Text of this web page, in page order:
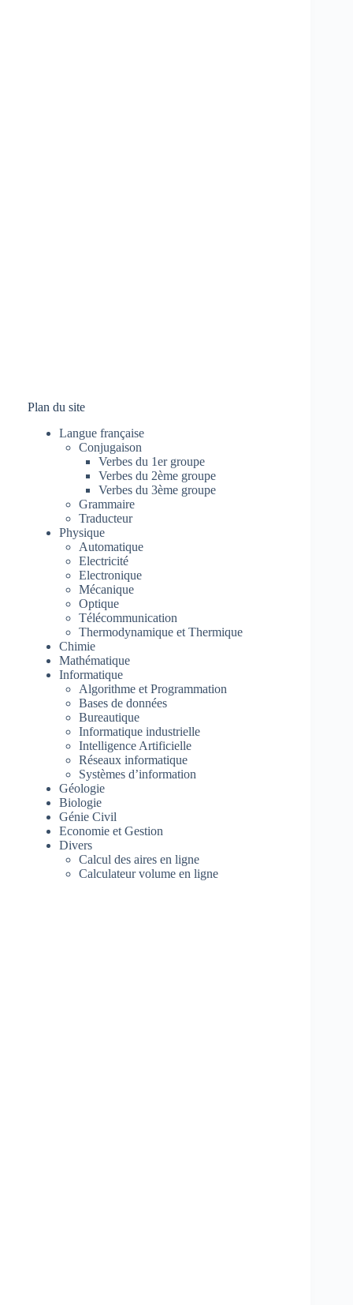
Plan du site
Langue française
Conjugaison
Verbes du 1er groupe
Verbes du 2ème groupe
Verbes du 3ème groupe
Grammaire
Traducteur
Physique
Automatique
Electricité
Electronique
Mécanique
Optique
Télécommunication
Thermodynamique et Thermique
Chimie
Mathématique
Informatique
Algorithme et Programmation
Bases de données
Bureautique
Informatique industrielle
Intelligence Artificielle
Réseaux informatique
Systèmes d’information
Géologie
Biologie
Génie Civil
Economie et Gestion
Divers
Calcul des aires en ligne
Calculateur volume en ligne